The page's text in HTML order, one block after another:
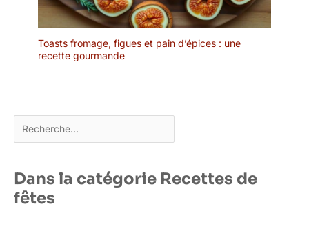
Toasts fromage, figues et pain d’épices : une
recette gourmande
Rechercher
Dans la catégorie Recettes de
fêtes